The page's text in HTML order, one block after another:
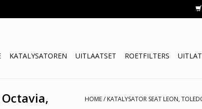
KATALYSATOREN UITLAATSET ROETFILTERS
HOME/ KATALYSATOR SEAT LEON,